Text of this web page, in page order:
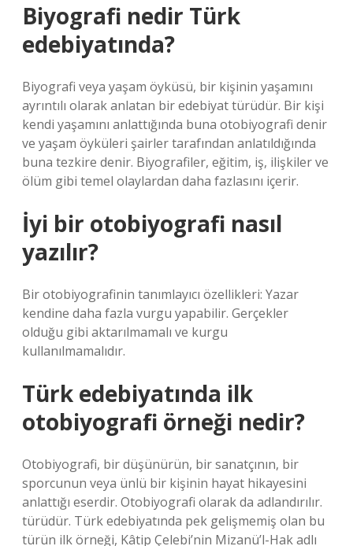
Biyografi nedir Türk
edebiyatında?
Biyografi veya yaşam öyküsü, bir kişinin yaşamını
ayrıntılı olarak anlatan bir edebiyat türüdür. Bir kişi
kendi yaşamını anlattığında buna otobiyografi denir
ve yaşam öyküleri şairler tarafından anlatıldığında
buna tezkire denir. Biyografiler, eğitim, iş, ilişkiler ve
ölüm gibi temel olaylardan daha fazlasını içerir.
İyi bir otobiyografi nasıl
yazılır?
Bir otobiyografinin tanımlayıcı özellikleri: Yazar
kendine daha fazla vurgu yapabilir. Gerçekler
olduğu gibi aktarılmamalı ve kurgu
kullanılmamalıdır.
Türk edebiyatında ilk
otobiyografi örneği nedir?
Otobiyografi, bir düşünürün, bir sanatçının, bir
sporcunun veya ünlü bir kişinin hayat hikayesini
anlattığı eserdir. Otobiyografi olarak da adlandırılır.
türüdür. Türk edebiyatında pek gelişmemiş olan bu
türün ilk örneği, Kâtip Çelebi’nin Mizanü’l-Hak adlı